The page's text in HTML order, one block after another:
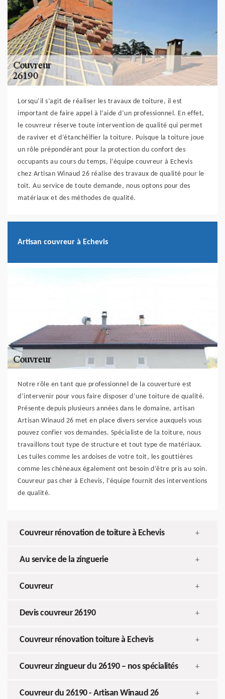
Lorsqu’il s’agit de réaliser les travaux de toiture, il est
important de faire appel à l’aide d’un professionnel. En effet,
le couvreur réserve toute intervention de qualité qui permet
de raviver et d’étanchéifier la toiture. Puisque la toiture joue
un rôle prépondérant pour la protection du confort des
occupants au cours du temps, l’équipe couvreur à Echevis
chez Artisan Winaud 26 réalise des travaux de qualité pour le
toit. Au service de toute demande, nous optons pour des
matériaux et des méthodes de qualité.
Artisan couvreur à Echevis
Notre rôle en tant que professionnel de la couverture est
d’intervenir pour vous faire disposer d’une toiture de qualité.
Présente depuis plusieurs années dans le domaine, artisan
Artisan Winaud 26 met en place divers service auxquels vous
pouvez confier vos demandes. Spécialiste de la toiture, nous
travaillons tout type de structure et tout type de matériaux.
Les tuiles comme les ardoises de votre toit, les gouttières
comme les chéneaux également ont besoin d’être pris au soin.
Couvreur pas cher à Echevis, l’équipe fournit des interventions
de qualité.
Couvreur rénovation de toiture à Echevis +
Au service de la zinguerie +
Couvreur +
Devis couvreur 26190 +
Couvreur rénovation toiture à Echevis +
Couvreur zingueur du 26190 – nos spécialités +
Couvreur du 26190 - Artisan Winaud 26 +